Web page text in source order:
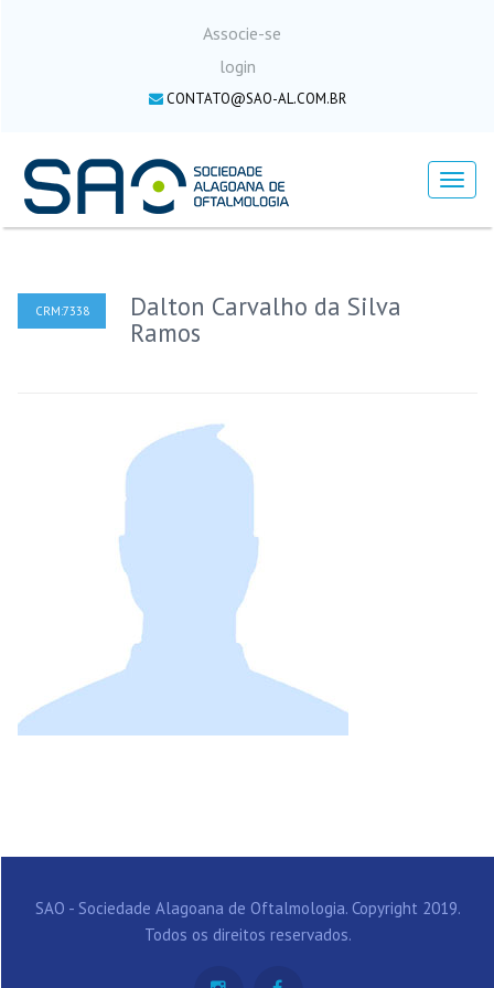
Associe-se
login
CONTATO@SAO-AL.COM.BR
Menu
CRM:7338
Dalton Carvalho da Silva
Ramos
SAO - Sociedade Alagoana de Oftalmologia. Copyright 2019.
Todos os direitos reservados.